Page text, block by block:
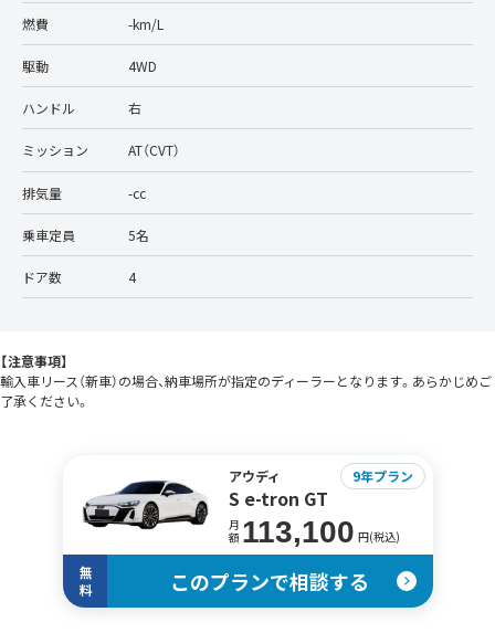
燃費 -km/L
駆動 4WD
ハンドル 右
ミッション AT（CVT）
排気量 -cc
乗車定員 5名
ドア数 4
【注意事項】
輸入車リース（新車）の場合、納車場所が指定のディーラーとなります。あらかじめご
了承ください。
アウディ
S e-tron GT
月
額 113,100 円(税込)
9年プラン
無
料
このプランで相談する